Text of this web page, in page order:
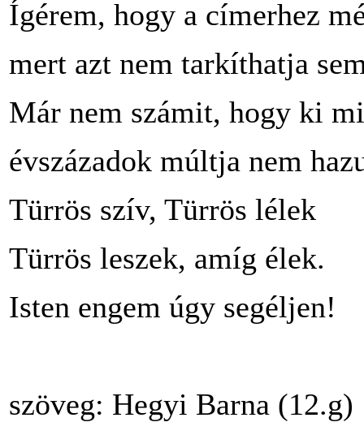
Ígérem, hogy a címerhez
mert azt nem tarkíthatja
Már nem számit, hogy ki
évszázadok múltja nem
Türrös szív, Türrös lélek
Türrös leszek, amíg élek.
Isten engem úgy segéljen!
szöveg: Hegyi Barna (12.g)